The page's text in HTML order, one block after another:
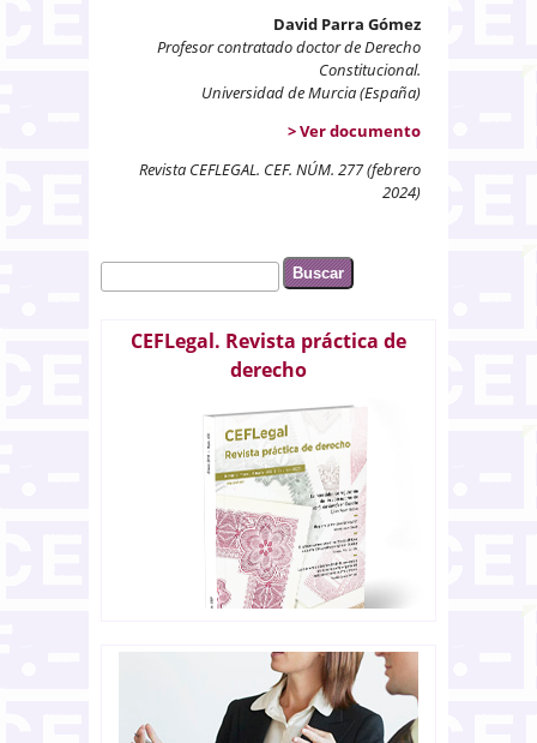
David Parra Gómez
Profesor contratado doctor de Derecho
Constitucional.
Universidad de Murcia (España)
> Ver documento
Revista CEFLEGAL. CEF. NÚM. 277 (febrero
2024)
Formulario de búsqueda
Buscar
CEFLegal. Revista práctica de
derecho